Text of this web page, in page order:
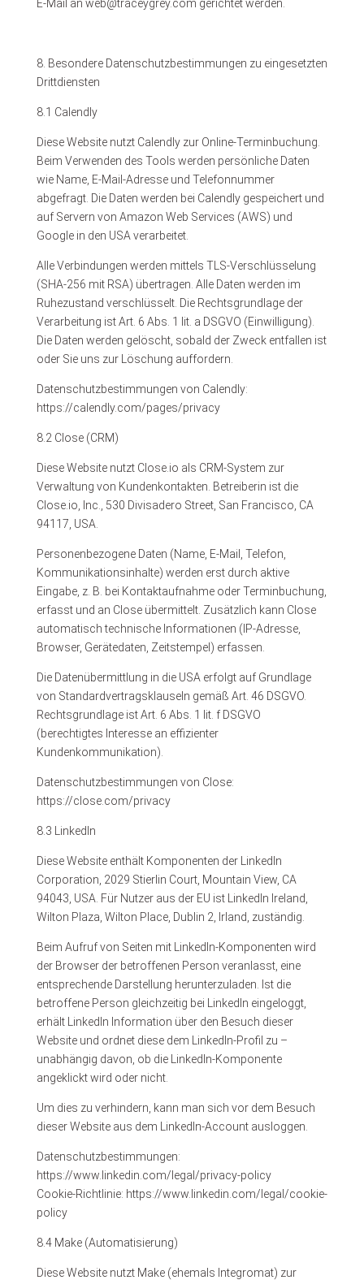
E-Mail an web@traceygrey.com gerichtet werden.
8. Besondere Datenschutzbestimmungen zu eingesetzten
Drittdiensten
8.1 Calendly
Diese Website nutzt Calendly zur Online-Terminbuchung.
Beim Verwenden des Tools werden persönliche Daten
wie Name, E-Mail-Adresse und Telefonnummer
abgefragt. Die Daten werden bei Calendly gespeichert und
auf Servern von Amazon Web Services (AWS) und
Google in den USA verarbeitet.
Alle Verbindungen werden mittels TLS-Verschlüsselung
(SHA-256 mit RSA) übertragen. Alle Daten werden im
Ruhezustand verschlüsselt. Die Rechtsgrundlage der
Verarbeitung ist Art. 6 Abs. 1 lit. a DSGVO (Einwilligung).
Die Daten werden gelöscht, sobald der Zweck entfallen ist
oder Sie uns zur Löschung auffordern.
Datenschutzbestimmungen von Calendly:
https://calendly.com/pages/privacy
8.2 Close (CRM)
Diese Website nutzt Close.io als CRM-System zur
Verwaltung von Kundenkontakten. Betreiberin ist die
Close.io, Inc., 530 Divisadero Street, San Francisco, CA
94117, USA.
Personenbezogene Daten (Name, E-Mail, Telefon,
Kommunikationsinhalte) werden erst durch aktive
Eingabe, z. B. bei Kontaktaufnahme oder Terminbuchung,
erfasst und an Close übermittelt. Zusätzlich kann Close
automatisch technische Informationen (IP-Adresse,
Browser, Gerätedaten, Zeitstempel) erfassen.
Die Datenübermittlung in die USA erfolgt auf Grundlage
von Standardvertragsklauseln gemäß Art. 46 DSGVO.
Rechtsgrundlage ist Art. 6 Abs. 1 lit. f DSGVO
(berechtigtes Interesse an effizienter
Kundenkommunikation).
Datenschutzbestimmungen von Close:
https://close.com/privacy
8.3 LinkedIn
Diese Website enthält Komponenten der LinkedIn
Corporation, 2029 Stierlin Court, Mountain View, CA
94043, USA. Für Nutzer aus der EU ist LinkedIn Ireland,
Wilton Plaza, Wilton Place, Dublin 2, Irland, zuständig.
Beim Aufruf von Seiten mit LinkedIn-Komponenten wird
der Browser der betroffenen Person veranlasst, eine
entsprechende Darstellung herunterzuladen. Ist die
betroffene Person gleichzeitig bei LinkedIn eingeloggt,
erhält LinkedIn Information über den Besuch dieser
Website und ordnet diese dem LinkedIn-Profil zu –
unabhängig davon, ob die LinkedIn-Komponente
angeklickt wird oder nicht.
Um dies zu verhindern, kann man sich vor dem Besuch
dieser Website aus dem LinkedIn-Account ausloggen.
Datenschutzbestimmungen:
https://www.linkedin.com/legal/privacy-policy
Cookie-Richtlinie: https://www.linkedin.com/legal/cookie-
policy
8.4 Make (Automatisierung)
Diese Website nutzt Make (ehemals Integromat) zur